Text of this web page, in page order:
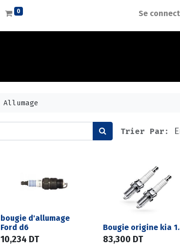
0 Se
Allumage
Trier Par:
bougie d'allumage
Ford d6
10,234 DT
Bougie origine kia
83,300 DT